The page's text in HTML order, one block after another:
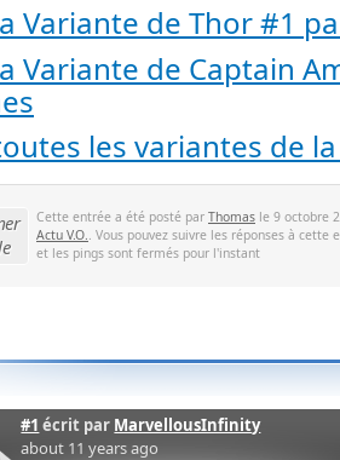
Variante de Thor #1
Variante de Captain
les variantes de
Cette entrée a été posté par Thomas le 9 octobre
Actu V.O.. Vous pouvez suivre les réponses à cette
et les pings sont fermés pour l'instant
#1 écrit par MarvellousInfinity
about 11 years ago